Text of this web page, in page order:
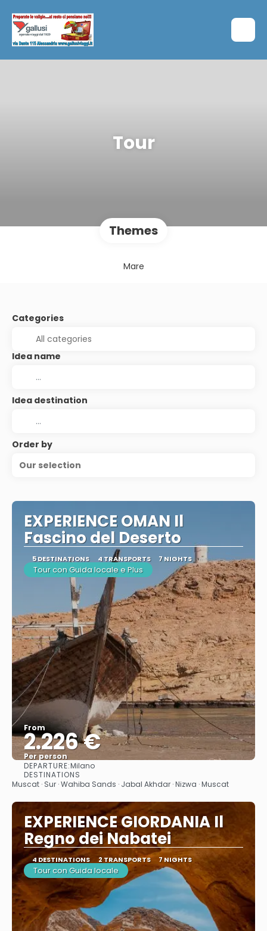
Tour
Themes
Mare
Categories
Idea name
Idea destination
Order by
Our selection
EXPERIENCE OMAN Il
Fascino del Deserto
5 DESTINATIONS 4 TRANSPORTS 7 NIGHTS
Tour con Guida locale e Plus
From
2.226 €
Per person
DEPARTURE:Milano
DESTINATIONS
Muscat · Sur · Wahiba Sands · Jabal Akhdar · Nizwa · Muscat
EXPERIENCE GIORDANIA Il
Regno dei Nabatei
4 DESTINATIONS 2 TRANSPORTS 7 NIGHTS
Tour con Guida locale